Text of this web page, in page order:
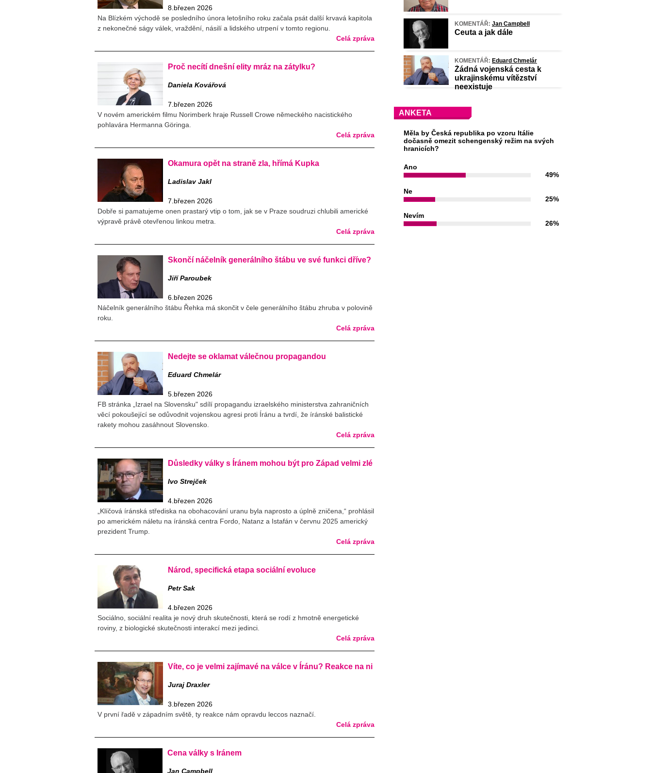
8.březen 2026
Na Blízkém východě se posledního února letošního roku začala psát další krvavá kapitola
z nekonečné ságy válek, vraždění, násilí a lidského utrpení v tomto regionu.
Celá zpráva
Proč necítí dnešní elity mráz na zátylku?
Daniela Kovářová
7.březen 2026
V novém americkém filmu Norimberk hraje Russell Crowe německého nacistického
pohlavára Hermanna Göringa.
Celá zpráva
Okamura opět na straně zla, hřímá Kupka
Ladislav Jakl
7.březen 2026
Dobře si pamatujeme onen prastarý vtip o tom, jak se v Praze soudruzi chlubili americké
výpravě právě otevřenou linkou metra.
Celá zpráva
Skončí náčelník generálního štábu ve své funkci dříve?
Jiří Paroubek
6.březen 2026
Náčelník generálního štábu Řehka má skončit v čele generálního štábu zhruba v polovině
roku.
Celá zpráva
Nedejte se oklamat válečnou propagandou
Eduard Chmelár
5.březen 2026
FB stránka „Izrael na Slovensku" sdílí propagandu izraelského ministerstva zahraničních
věcí pokoušející se odůvodnit vojenskou agresi proti Íránu a tvrdí, že íránské balistické
rakety mohou zasáhnout Slovensko.
Celá zpráva
Důsledky války s Íránem mohou být pro Západ velmi zlé
Ivo Strejček
4.březen 2026
„Klíčová íránská střediska na obohacování uranu byla naprosto a úplně zničena,“ prohlásil
po americkém náletu na íránská centra Fordo, Natanz a Istafán v červnu 2025 americký
prezident Trump.
Celá zpráva
Národ, specifická etapa sociální evoluce
Petr Sak
4.březen 2026
Sociálno, sociální realita je nový druh skutečnosti, která se rodí z hmotně energetické
roviny, z biologické skutečnosti interakcí mezi jedinci.
Celá zpráva
Víte, co je velmi zajímavé na válce v Íránu? Reakce na ni
Juraj Draxler
3.březen 2026
V první řadě v západním světě, ty reakce nám opravdu leccos naznačí.
Celá zpráva
Cena války s Iránem
Jan Campbell
KOMENTÁŘ: Jan Campbell
Ceuta a jak dále
KOMENTÁŘ: Eduard Chmelár
Žádná vojenská cesta k
ukrajinskému vítězství
neexistuje
ANKETA
Měla by Česká republika po vzoru Itálie
dočasně omezit schengenský režim na svých
hranicích?
Ano
49%
Ne
25%
Nevím
26%